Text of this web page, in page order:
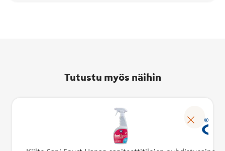
Tutustu myös näihin